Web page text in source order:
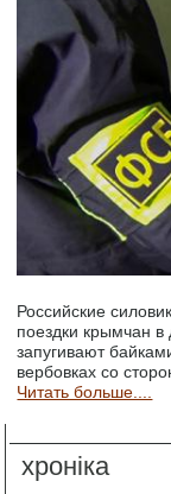
Российские
поездки крымчан
запугивают
вербовках со
Читать больше....
хроніка